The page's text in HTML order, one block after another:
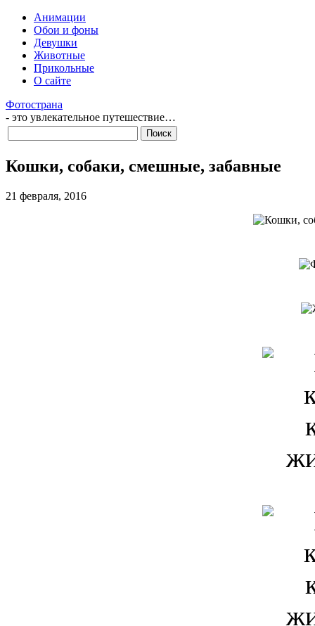
Анимации
Обои и фоны
Девушки
Животные
Прикольные
О сайте
Фотострана
- это увлекательное путешествие…
Кошки, собаки, смешные, забавные
21 февраля, 2016